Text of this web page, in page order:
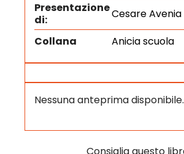
Presentazione
di:
Cesare Avenia
Collana
Anicia scuola
Nessuna anteprima disponibile.